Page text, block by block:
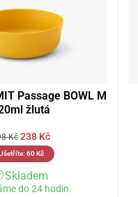
Passage BOWL M
žlutá
Kč 238 Kč
60Kč
Skladem
do 24 hodin.